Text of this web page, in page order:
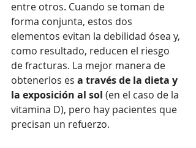
entre otros. Cuando se toman de
forma conjunta, estos dos
elementos evitan la debilidad ósea y,
como resultado, reducen el riesgo
de fracturas. La mejor manera de
obtenerlos es a través de la dieta y
la exposición al sol (en el caso de la
vitamina D), pero hay pacientes que
precisan un refuerzo.